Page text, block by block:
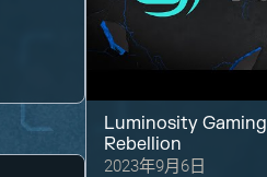
Luminosity Gaming
Rebellion
2023年9月6日